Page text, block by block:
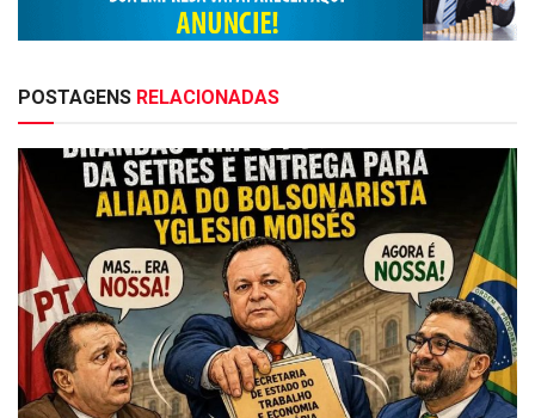
POSTAGENS RELACIONADAS